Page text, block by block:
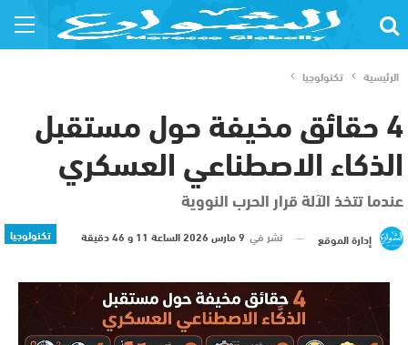
الرئيسية تكنولوجيا
4 حقائق مخيفة حول مستقبل
الذكاء الاصطناعي العسكري
عندما تتخذ الآلة قرار الحرب النووية
تكنولوجيا إدارة الموقع نشر في 9 مارس 2026 الساعة 11 و 46 دقيقة